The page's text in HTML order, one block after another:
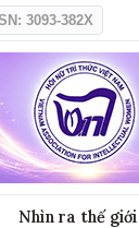
3093-382X
Nhìn ra thế giới